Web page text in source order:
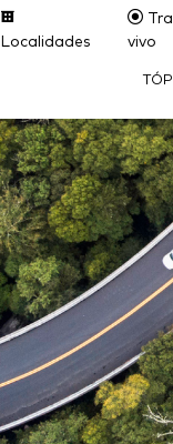
Localidades
vivo